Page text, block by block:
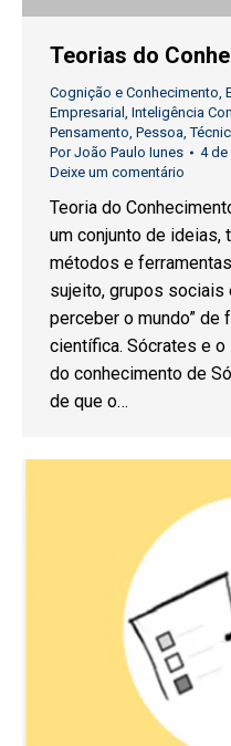
Teorias do
Cognição e Conhecimento
Empresarial Inteligência
Pensamento Pessoa ,
PorJoão Paulo Iunes
4 de
Deixe um comentário
Teoria do
um conjunto de
métodos e
sujeito, grupos sociais
perceber o mundo”
científica. Sócrates e
do conhecimento de
de que o…